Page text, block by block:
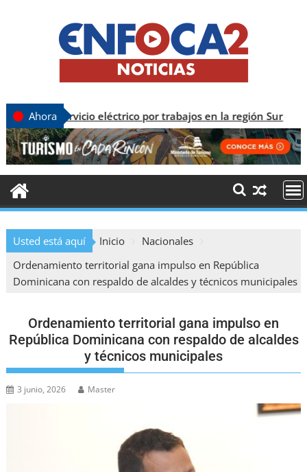
Ahoraeléctrico por trabajos en la región Sur
Usted está aquí Inicio
Nacionales
Ordenamiento territorial gana impulso en República
Dominicana con respaldo de alcaldes y técnicos municipales
Ordenamiento territorial gana impulso en
República Dominicana con respaldo de alcaldes
y técnicos municipales
3 junio, 2026 Master